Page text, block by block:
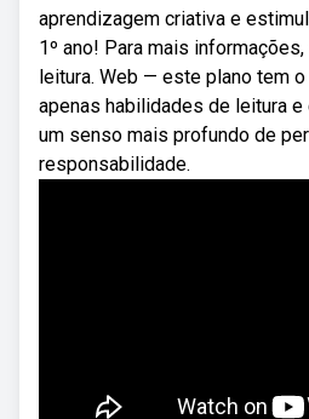
aprendizagem criativa e
1º ano! Para mais
leitura. Web — este plano tem
apenas habilidades de leitura
um senso mais profundo de
responsabilidade.